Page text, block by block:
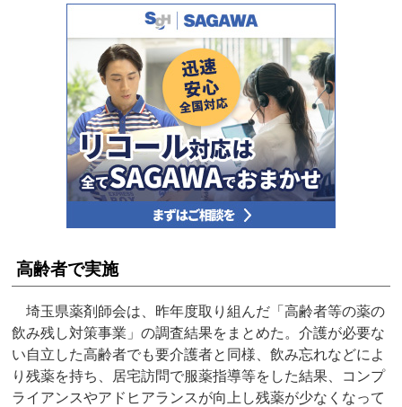
高齢者で実施
埼玉県薬剤師会は、昨年度取り組んだ「高齢者等の薬の
飲み残し対策事業」の調査結果をまとめた。介護が必要な
い自立した高齢者でも要介護者と同様、飲み忘れなどによ
り残薬を持ち、居宅訪問で服薬指導等をした結果、コンプ
ライアンスやアドヒアランスが向上し残薬が少なくなって